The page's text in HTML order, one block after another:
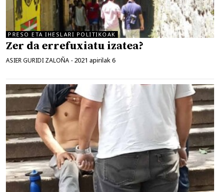
PRESO ETA IHESLARI POLITIKOAK
Zer da errefuxiatu izatea?
ASIER GURIDI ZALOÑA - 2021 apirilak 6